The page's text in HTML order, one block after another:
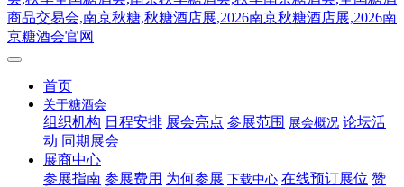
首页
关于糖酒会
组织机构 日程安排 展会亮点 参展范围 展会概况 论坛活
动 同期展会
展商中心
参展指南 参展费用 为何参展 下载中心 在线预订展位 赞